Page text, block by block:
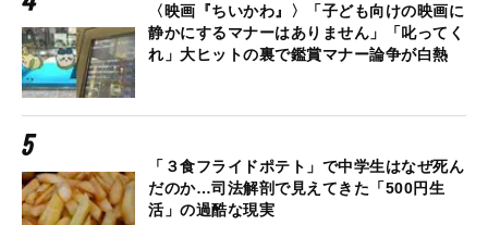
〈映画『ちいかわ』〉「子ども向けの映画に
静かにするマナーはありません」「叱ってく
れ」大ヒットの裏で鑑賞マナー論争が白熱
「３食フライドポテト」で中学生はなぜ死ん
だのか…司法解剖で見えてきた「500円生
活」の過酷な現実